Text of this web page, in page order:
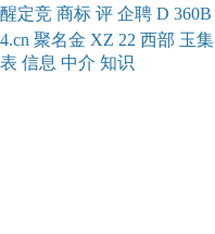
醒定竞 商标 评 企聘 D 360B
4.cn 聚名金 XZ 22 西部 玉集
表 信息 中介 知识